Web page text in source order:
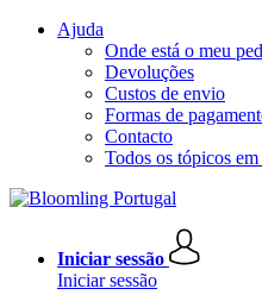
Ajuda
Onde está o meu
Devoluções
Custos de envio
Formas de
Contacto
Todos os tópicos
Iniciar sessão
Iniciar sessão